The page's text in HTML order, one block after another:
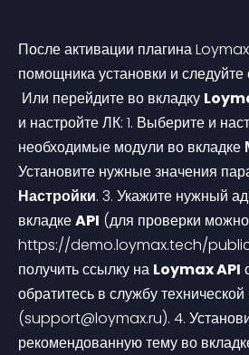
После активации плагина
помощника установки и следуйте
Или перейдите во вкладку
и настройте ЛК: 1. Выберите и
необходимые модули во вкладке
Установите нужные значения
Настройки. 3. Укажите нужный
вкладке API (для проверки можно
https://demo.loymax.tech/
получить ссылку на Loymax API
обратитесь в службу
(support@loymax.ru). 4.
рекомендованную тему во